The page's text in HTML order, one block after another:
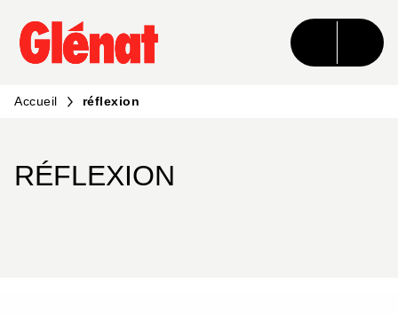
MENU RECHERCHE CONTENU
PIED DE PAGE
Accueil réflexion
RÉFLEXION